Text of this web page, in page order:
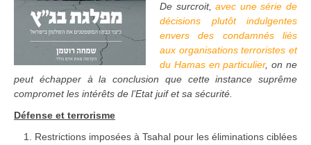
De surcroit,avec une série de
décisions plutôt indulgentes
envers des condamnés liés
aux organisations terroristes et
du Hamas en particulier, on ne
peut échapper à la conclusion que cette instance suprême
compromet les intérêts de l’Etat juif et sa sécurité.
Défense et terrorisme
Restrictions imposées à Tsahal pour les éliminations ciblées